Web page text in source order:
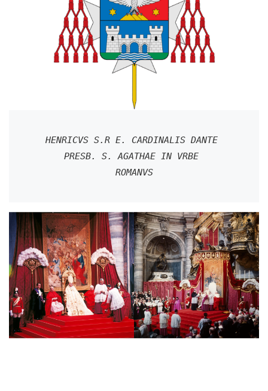
HENRICVS S.R E. CARDINALIS DANTE
PRESB. S. AGATHAE IN VRBE
ROMANVS